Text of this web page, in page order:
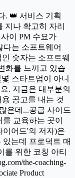
. 👑 서비스 기획
지나 확고히 자리
이 PM 수요가
다는 소프트웨어
숫자는 소프트웨
화를 느끼고 있습
스타트업이 아니
. 지금은 대부분의
공고를 내는 것
은데...공급 사이드
교육하는 곳이
이어드'의 저자)은
는데 프로덕트 매
를 위한 코칭 아티
the-coaching-
Product